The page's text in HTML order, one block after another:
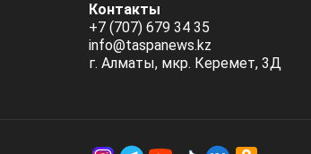
Контакты
+7 (707) 679 34 35
info@taspanews.kz
г. Алматы, мкр. Керемет, 3Д